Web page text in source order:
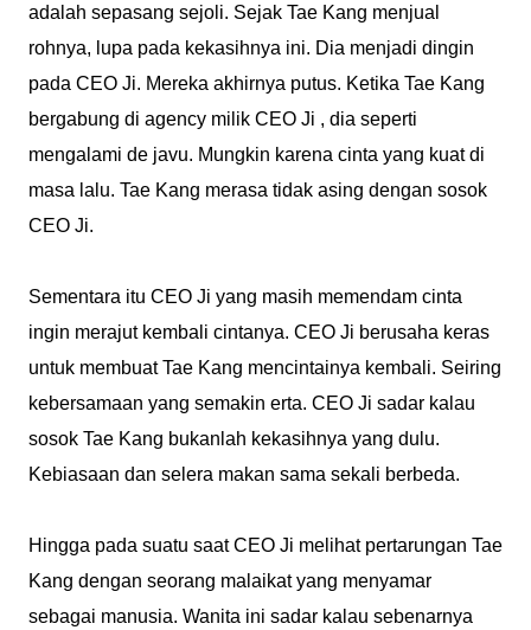
adalah sepasang sejoli. Sejak Tae Kang menjual
rohnya, lupa pada kekasihnya ini. Dia menjadi dingin
pada CEO Ji. Mereka akhirnya putus. Ketika Tae Kang
bergabung di agency milik CEO Ji , dia seperti
mengalami de javu. Mungkin karena cinta yang kuat di
masa lalu. Tae Kang merasa tidak asing dengan sosok
CEO Ji.
Sementara itu CEO Ji yang masih memendam cinta
ingin merajut kembali cintanya. CEO Ji berusaha keras
untuk membuat Tae Kang mencintainya kembali. Seiring
kebersamaan yang semakin erta. CEO Ji sadar kalau
sosok Tae Kang bukanlah kekasihnya yang dulu.
Kebiasaan dan selera makan sama sekali berbeda.
Hingga pada suatu saat CEO Ji melihat pertarungan Tae
Kang dengan seorang malaikat yang menyamar
sebagai manusia. Wanita ini sadar kalau sebenarnya